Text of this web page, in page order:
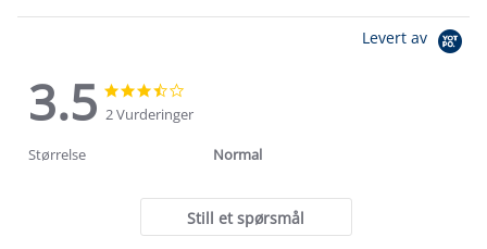
Levert av
3.5
3.5
star
rating
star
2 Vurderinger
Størrelse Normal
Still et spørsmål